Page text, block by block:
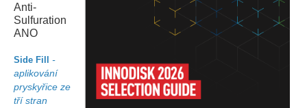
Anti-
Sulfuration
ANO
Side Fill
-
aplikování
pryskyřice ze
tří stran